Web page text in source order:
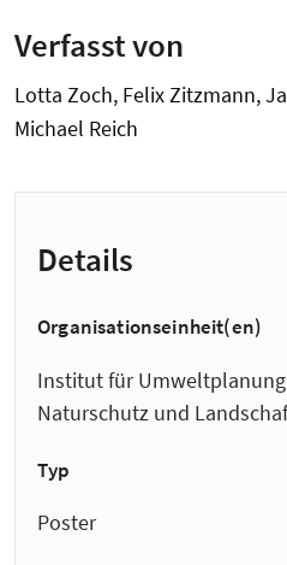
Verfasst von
Lotta Zoch, Felix Zitzmann,
Michael Reich
Details
Organisationseinheit(en)
Institut für Umweltplanung
Naturschutz und
Typ
Poster